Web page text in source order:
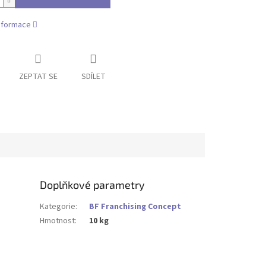
ZEPTAT SE SDÍLET
Doplňkové parametry
Kategorie:
BF Franchising Concept
Hmotnost: 10 kg